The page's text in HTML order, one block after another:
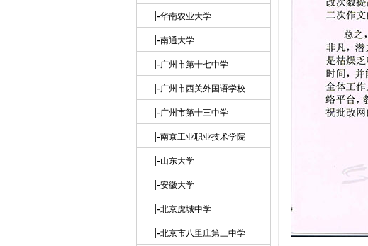
|-华南农业大学
|-南通大学
|-广州市第十七中学
|-广州市西关外国语学校
|-广州市第十三中学
|-南京工业职业技术学院
|-山东大学
|-安徽大学
|-北京虎城中学
|-北京市八里庄第三中学